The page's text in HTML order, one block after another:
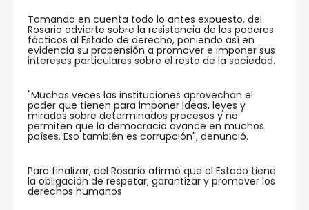
Tomando en cuenta todo lo antes expuesto, del
Rosario advierte sobre la resistencia de los poderes
fácticos al Estado de derecho, poniendo así en
evidencia su propensión a promover e imponer sus
intereses particulares sobre el resto de la sociedad.
"Muchas veces las instituciones aprovechan el
poder que tienen para imponer ideas, leyes y
miradas sobre determinados procesos y no
permiten que la democracia avance en muchos
países. Eso también es corrupción", denunció.
Para finalizar, del Rosario afirmó que el Estado tiene
la obligación de respetar, garantizar y promover los
derechos humanos